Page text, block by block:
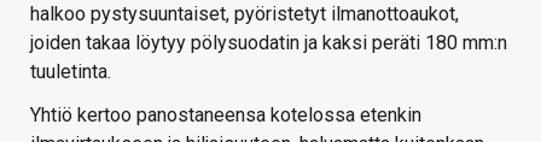
halkoo pystysuuntaiset, pyöristetyt ilmanottoaukot,
joiden takaa löytyy pölysuodatin ja kaksi peräti 180 mm:n
tuuletinta.
Yhtiö kertoo panostaneensa kotelossa etenkin